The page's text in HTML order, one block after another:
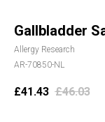
Gallbladder
Allergy Research
AR-70850-NL
£41.43 £46.03